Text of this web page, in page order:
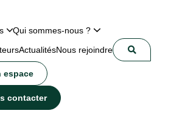
Qui sommes-nous ?
ActualitésNous rejoindre
espace
contacter